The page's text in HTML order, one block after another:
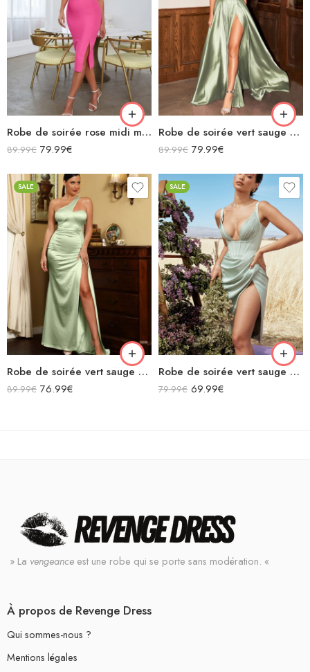
Robe de soirée rose midi moulante fendue manches courtes découpe sexy avec chaînette zigzag dans le dos
89.99€ 79.99€
Robe de soirée vert sauge en satin fluide col bénitier bretelles longue fendue
89.99€ 79.99€
SALE
Robe de soirée vert sauge en satin longue asymétrique épaules dénudées fendue
89.99€ 76.99€
SALE
Robe de soirée vert sauge midi moulante en satin décolleté sans manches fendue drapée
79.99€ 69.99€
» La vengeance est une robe qui se porte sans modération. «
À propos de Revenge Dress
Qui sommes-nous ?
Mentions légales